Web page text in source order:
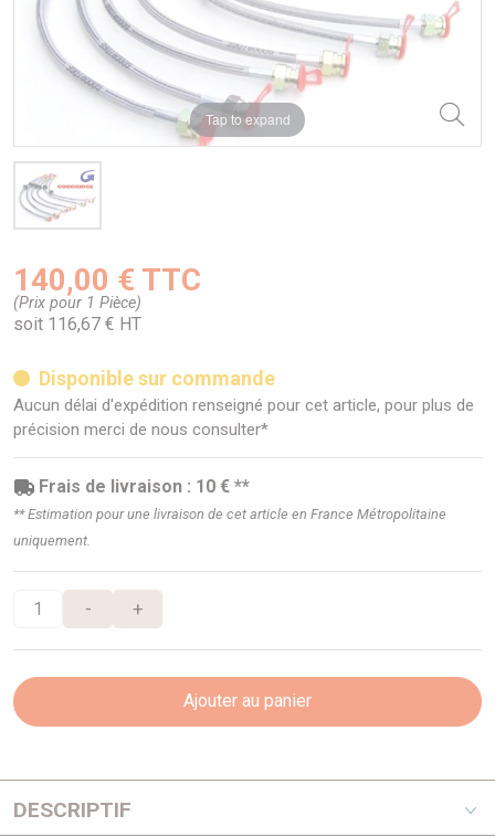
Tap to expand
140,00 € TTC
(Prix pour 1 Pièce)
soit 116,67 € HT
Disponible sur commande
Aucun délai d'expédition renseigné pour cet article, pour plus de
précision merci de nous consulter*
Frais de livraison : 10 € **
** Estimation pour une livraison de cet article en France Métropolitaine
uniquement.
- +
Ajouter au panier
DESCRIPTIF